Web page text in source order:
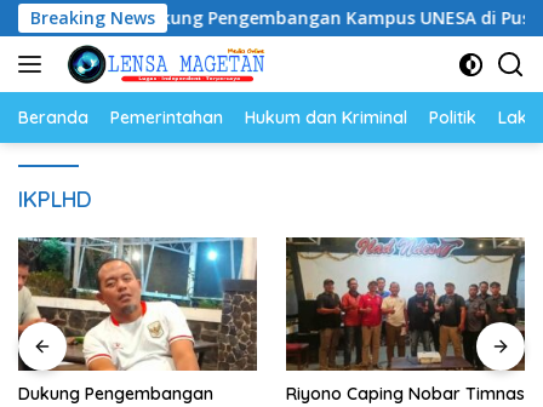
Langsung
ke
konten
Breaking News
Dukung Pengembangan Kampus UNESA di Pusat Kota,
Beranda Pemerintahan Hukum dan Kriminal Politik
IKPLHD
Dukung Pengembangan
Riyono Caping Nobar Timnas